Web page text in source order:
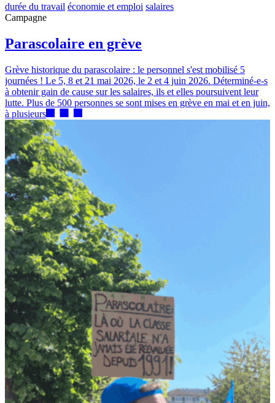
durée du travail économie et emploi salaires
Campagne
Parascolaire en grève
Grève historique du parascolaire : le personnel s'est mobilisé 5
journées ! Le 5, 8 et 21 mai 2026, le 2 et 4 juin 2026. Déterminé-e-s
à obtenir gain de cause sur les salaires, ils et elles poursuivent leur
lutte. Plus de 500 personnes se sont mises en grève en mai et en juin,
à plusieurs